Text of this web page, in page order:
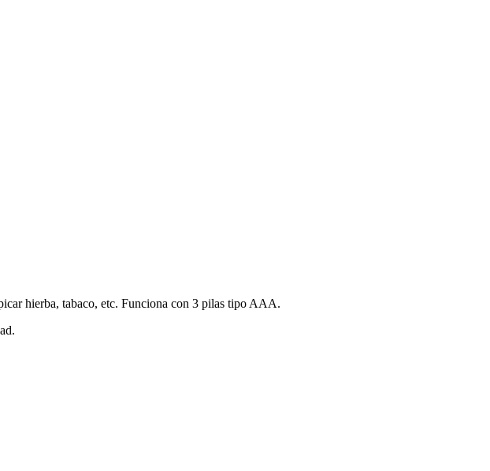
hierba, tabaco, etc. Funciona con 3 pilas tipo AAA.